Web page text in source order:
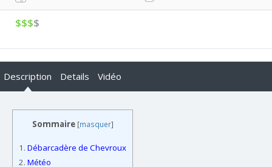
$$$$
Description Details Vidéo
Sommaire [masquer]
1. Débarcadère de Chevroux
2. Météo